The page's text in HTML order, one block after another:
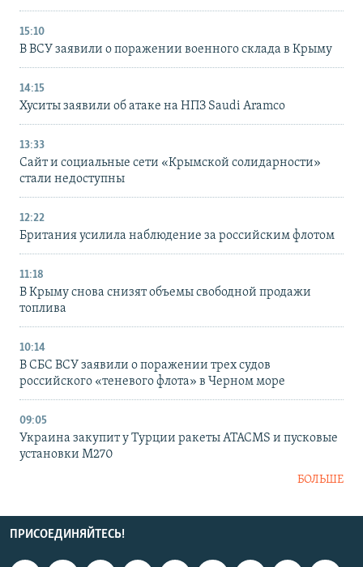
15:10
В ВСУ заявили о поражении военного склада в Крыму
14:15
Хуситы заявили об атаке на НПЗ Saudi Aramco
13:33
Сайт и социальные сети «Крымской солидарности»
стали недоступны
12:22
Британия усилила наблюдение за российским флотом
11:18
В Крыму снова снизят объемы свободной продажи
топлива
10:14
В СБС ВСУ заявили о поражении трех судов
российского «теневого флота» в Черном море
09:05
Украина закупит у Турции ракеты ATACMS и пусковые
установки M270
БОЛЬШЕ
ПРИСОЕДИНЯЙТЕСЬ!